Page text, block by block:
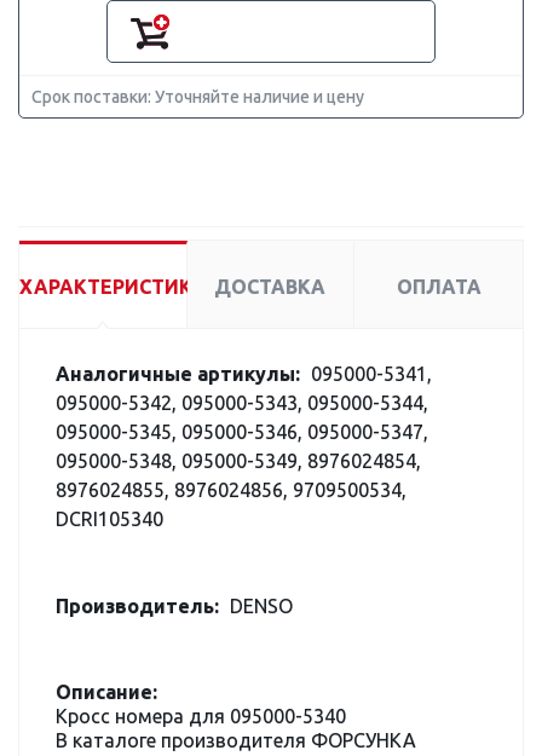
Срок поставки: Уточняйте наличие и цену
ХАРАКТЕРИСТИКИ ДОСТАВКА ОПЛАТА
Аналогичные артикулы: 095000-5341,
095000-5342, 095000-5343, 095000-5344,
095000-5345, 095000-5346, 095000-5347,
095000-5348, 095000-5349, 8976024854,
8976024855, 8976024856, 9709500534,
DCRI105340
Производитель: DENSO
Описание:
Кросс номера для 095000-5340
В каталоге производителя ФОРСУНКА